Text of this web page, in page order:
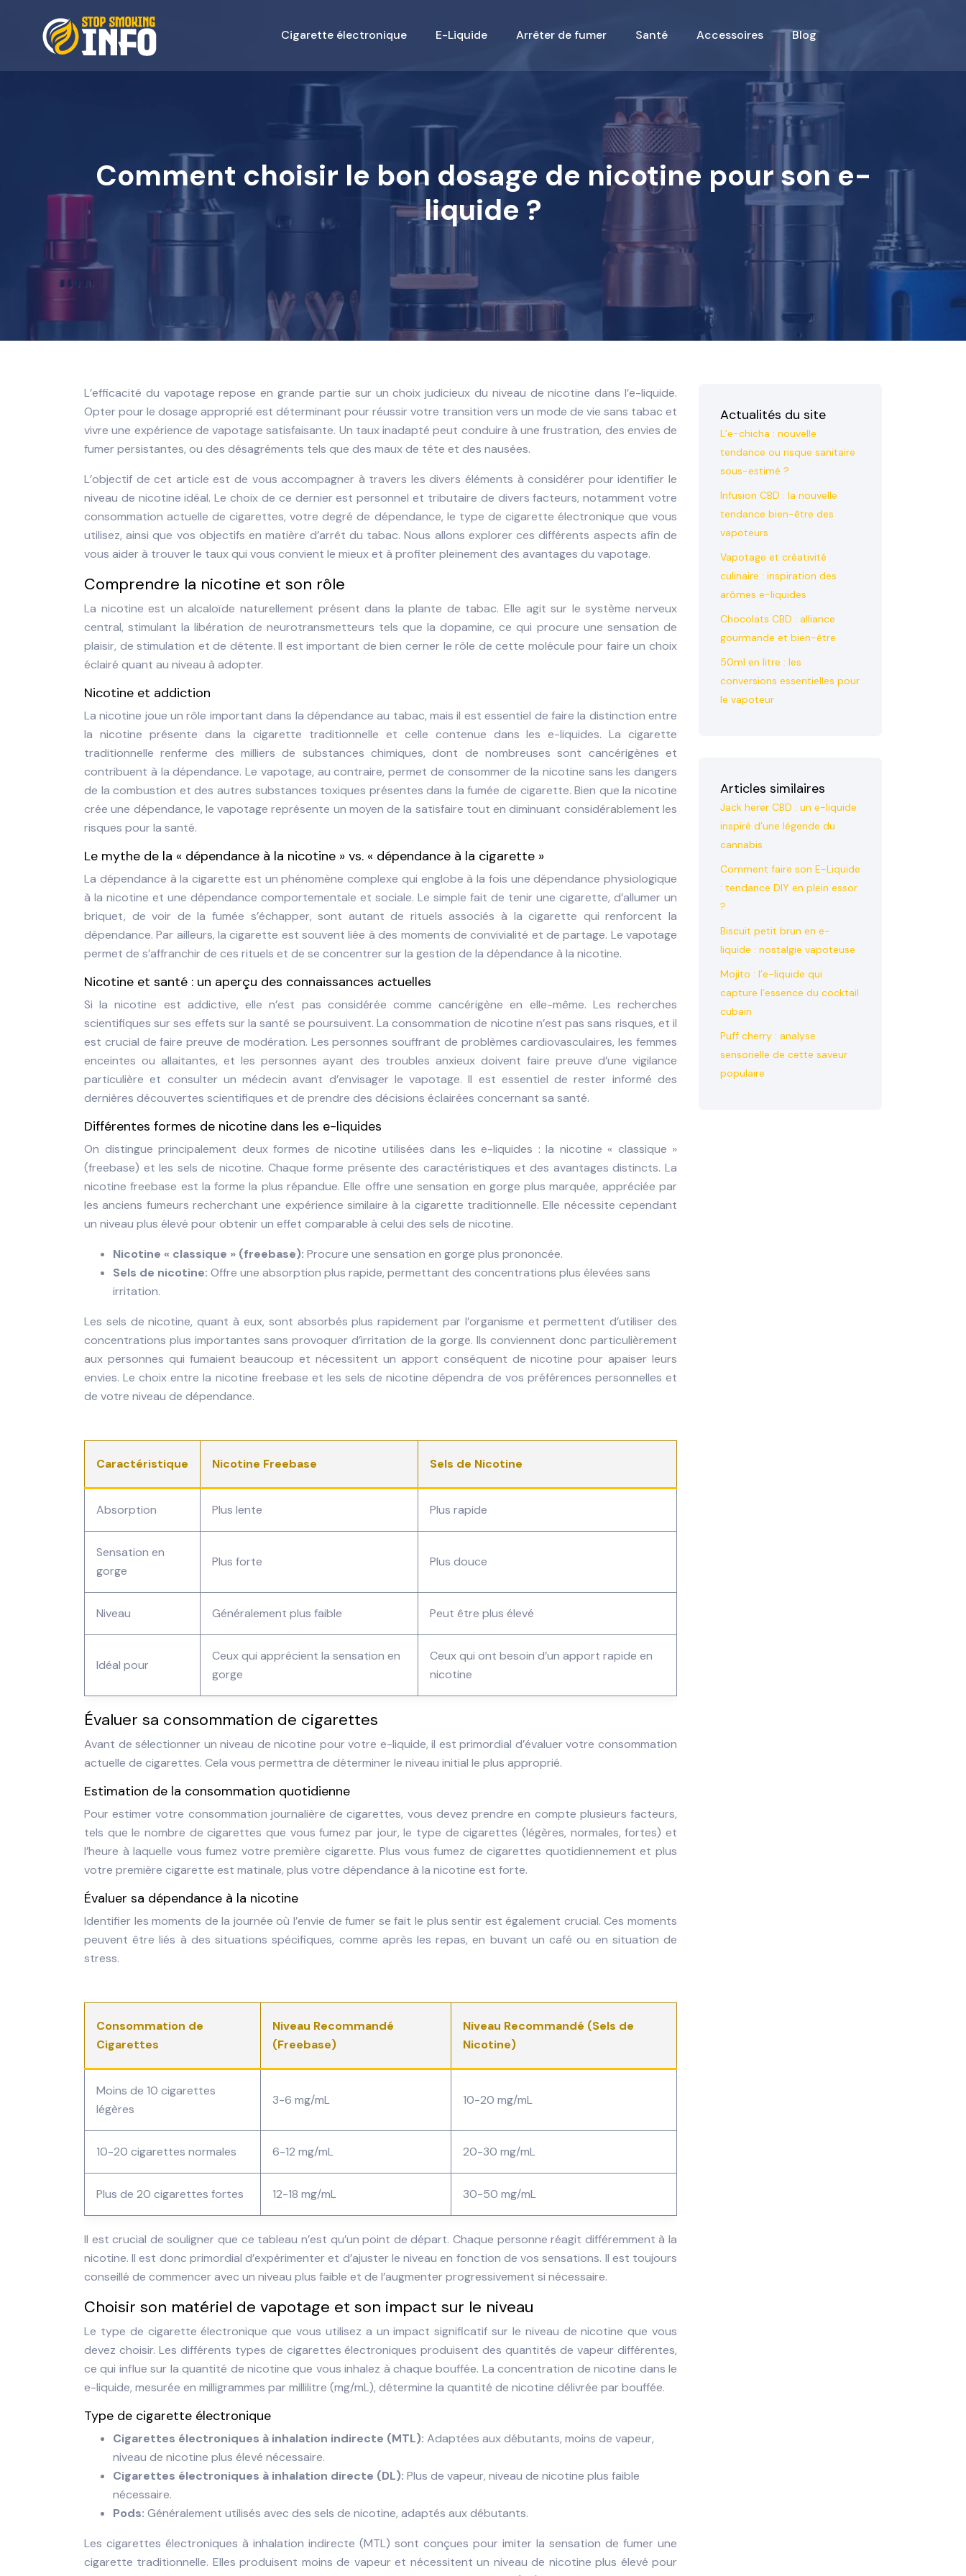
Cigarette électronique E-Liquide Arrêter de fumer Santé Accessoires Blog
Comment choisir le bon dosage de nicotine pour son e-
liquide ?
L’efficacité du vapotage repose en grande partie sur un choix judicieux du niveau de nicotine dans l’e-liquide.
Opter pour le dosage approprié est déterminant pour réussir votre transition vers un mode de vie sans tabac et
vivre une expérience de vapotage satisfaisante. Un taux inadapté peut conduire à une frustration, des envies de
fumer persistantes, ou des désagréments tels que des maux de tête et des nausées.
L’objectif de cet article est de vous accompagner à travers les divers éléments à considérer pour identifier le
niveau de nicotine idéal. Le choix de ce dernier est personnel et tributaire de divers facteurs, notamment votre
consommation actuelle de cigarettes, votre degré de dépendance, le type de cigarette électronique que vous
utilisez, ainsi que vos objectifs en matière d’arrêt du tabac. Nous allons explorer ces différents aspects afin de
vous aider à trouver le taux qui vous convient le mieux et à profiter pleinement des avantages du vapotage.
Comprendre la nicotine et son rôle
La nicotine est un alcaloïde naturellement présent dans la plante de tabac. Elle agit sur le système nerveux
central, stimulant la libération de neurotransmetteurs tels que la dopamine, ce qui procure une sensation de
plaisir, de stimulation et de détente. Il est important de bien cerner le rôle de cette molécule pour faire un choix
éclairé quant au niveau à adopter.
Nicotine et addiction
La nicotine joue un rôle important dans la dépendance au tabac, mais il est essentiel de faire la distinction entre
la nicotine présente dans la cigarette traditionnelle et celle contenue dans les e-liquides. La cigarette
traditionnelle renferme des milliers de substances chimiques, dont de nombreuses sont cancérigènes et
contribuent à la dépendance. Le vapotage, au contraire, permet de consommer de la nicotine sans les dangers
de la combustion et des autres substances toxiques présentes dans la fumée de cigarette. Bien que la nicotine
crée une dépendance, le vapotage représente un moyen de la satisfaire tout en diminuant considérablement les
risques pour la santé.
Le mythe de la « dépendance à la nicotine » vs. « dépendance à la cigarette »
La dépendance à la cigarette est un phénomène complexe qui englobe à la fois une dépendance physiologique
à la nicotine et une dépendance comportementale et sociale. Le simple fait de tenir une cigarette, d’allumer un
briquet, de voir de la fumée s’échapper, sont autant de rituels associés à la cigarette qui renforcent la
dépendance. Par ailleurs, la cigarette est souvent liée à des moments de convivialité et de partage. Le vapotage
permet de s’affranchir de ces rituels et de se concentrer sur la gestion de la dépendance à la nicotine.
Nicotine et santé : un aperçu des connaissances actuelles
Si la nicotine est addictive, elle n’est pas considérée comme cancérigène en elle-même. Les recherches
scientifiques sur ses effets sur la santé se poursuivent. La consommation de nicotine n’est pas sans risques, et il
est crucial de faire preuve de modération. Les personnes souffrant de problèmes cardiovasculaires, les femmes
enceintes ou allaitantes, et les personnes ayant des troubles anxieux doivent faire preuve d’une vigilance
particulière et consulter un médecin avant d’envisager le vapotage. Il est essentiel de rester informé des
dernières découvertes scientifiques et de prendre des décisions éclairées concernant sa santé.
Différentes formes de nicotine dans les e-liquides
On distingue principalement deux formes de nicotine utilisées dans les e-liquides : la nicotine « classique »
(freebase) et les sels de nicotine. Chaque forme présente des caractéristiques et des avantages distincts. La
nicotine freebase est la forme la plus répandue. Elle offre une sensation en gorge plus marquée, appréciée par
les anciens fumeurs recherchant une expérience similaire à la cigarette traditionnelle. Elle nécessite cependant
un niveau plus élevé pour obtenir un effet comparable à celui des sels de nicotine.
Nicotine « classique » (freebase): Procure une sensation en gorge plus prononcée.
Sels de nicotine: Offre une absorption plus rapide, permettant des concentrations plus élevées sans
irritation.
Les sels de nicotine, quant à eux, sont absorbés plus rapidement par l’organisme et permettent d’utiliser des
concentrations plus importantes sans provoquer d’irritation de la gorge. Ils conviennent donc particulièrement
aux personnes qui fumaient beaucoup et nécessitent un apport conséquent de nicotine pour apaiser leurs
envies. Le choix entre la nicotine freebase et les sels de nicotine dépendra de vos préférences personnelles et
de votre niveau de dépendance.
Caractéristique Nicotine Freebase Sels de Nicotine
Absorption Plus lente Plus rapide
Sensation en
gorge
Plus forte Plus douce
Niveau Généralement plus faible Peut être plus élevé
Idéal pour
Ceux qui apprécient la sensation en
gorge
Ceux qui ont besoin d’un apport rapide en
nicotine
Évaluer sa consommation de cigarettes
Avant de sélectionner un niveau de nicotine pour votre e-liquide, il est primordial d’évaluer votre consommation
actuelle de cigarettes. Cela vous permettra de déterminer le niveau initial le plus approprié.
Estimation de la consommation quotidienne
Pour estimer votre consommation journalière de cigarettes, vous devez prendre en compte plusieurs facteurs,
tels que le nombre de cigarettes que vous fumez par jour, le type de cigarettes (légères, normales, fortes) et
l’heure à laquelle vous fumez votre première cigarette. Plus vous fumez de cigarettes quotidiennement et plus
votre première cigarette est matinale, plus votre dépendance à la nicotine est forte.
Évaluer sa dépendance à la nicotine
Identifier les moments de la journée où l’envie de fumer se fait le plus sentir est également crucial. Ces moments
peuvent être liés à des situations spécifiques, comme après les repas, en buvant un café ou en situation de
stress.
Consommation de
Cigarettes
Niveau Recommandé
(Freebase)
Niveau Recommandé (Sels de
Nicotine)
Moins de 10 cigarettes
légères
3-6 mg/mL 10-20 mg/mL
10-20 cigarettes normales 6-12 mg/mL 20-30 mg/mL
Plus de 20 cigarettes fortes 12-18 mg/mL 30-50 mg/mL
Il est crucial de souligner que ce tableau n’est qu’un point de départ. Chaque personne réagit différemment à la
nicotine. Il est donc primordial d’expérimenter et d’ajuster le niveau en fonction de vos sensations. Il est toujours
conseillé de commencer avec un niveau plus faible et de l’augmenter progressivement si nécessaire.
Choisir son matériel de vapotage et son impact sur le niveau
Le type de cigarette électronique que vous utilisez a un impact significatif sur le niveau de nicotine que vous
devez choisir. Les différents types de cigarettes électroniques produisent des quantités de vapeur différentes,
ce qui influe sur la quantité de nicotine que vous inhalez à chaque bouffée. La concentration de nicotine dans le
e-liquide, mesurée en milligrammes par millilitre (mg/mL), détermine la quantité de nicotine délivrée par bouffée.
Type de cigarette électronique
Cigarettes électroniques à inhalation indirecte (MTL): Adaptées aux débutants, moins de vapeur,
niveau de nicotine plus élevé nécessaire.
Cigarettes électroniques à inhalation directe (DL): Plus de vapeur, niveau de nicotine plus faible
nécessaire.
Pods: Généralement utilisés avec des sels de nicotine, adaptés aux débutants.
Les cigarettes électroniques à inhalation indirecte (MTL) sont conçues pour imiter la sensation de fumer une
cigarette traditionnelle. Elles produisent moins de vapeur et nécessitent un niveau de nicotine plus élevé pour
Actualités du site
L’e-chicha : nouvelle
tendance ou risque sanitaire
sous-estimé ?
Infusion CBD : la nouvelle
tendance bien-être des
vapoteurs
Vapotage et créativité
culinaire : inspiration des
arômes e-liquides
Chocolats CBD : alliance
gourmande et bien-être
50ml en litre : les
conversions essentielles pour
le vapoteur
Articles similaires
Jack herer CBD : un e-liquide
inspiré d’une légende du
cannabis
Comment faire son E-Liquide
: tendance DIY en plein essor
?
Biscuit petit brun en e-
liquide : nostalgie vapoteuse
Mojito : l’e-liquide qui
capture l’essence du cocktail
cubain
Puff cherry : analyse
sensorielle de cette saveur
populaire